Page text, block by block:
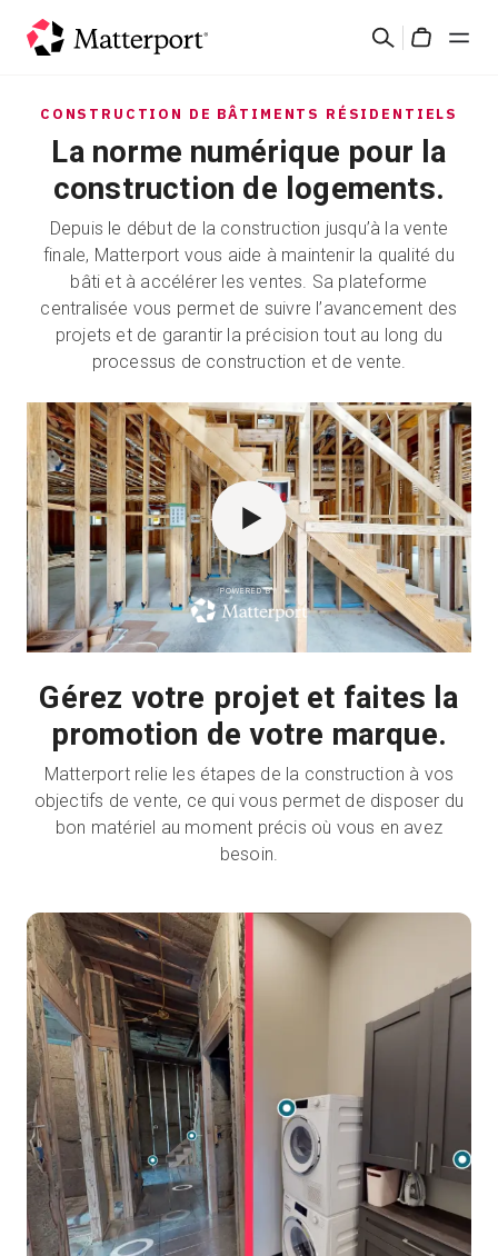
Rechercher
Solutions
Produits
Prix
Ressources
Découvrez les nouveautés
Nous contacter
Connexion
Essai gratuit
Ventes :+33 1 85 65 09 33
FR
CONSTRUCTION DE BÂTIMENTS RÉSIDENTIELS
La norme numérique pour la
construction de logements.
Depuis le début de la construction jusqu’à la vente
finale, Matterport vous aide à maintenir la qualité du
bâti et à accélérer les ventes. Sa plateforme
centralisée vous permet de suivre l’avancement des
projets et de garantir la précision tout au long du
processus de construction et de vente.
POWERED BY
Gérez votre projet et faites la
promotion de votre marque.
Matterport relie les étapes de la construction à vos
objectifs de vente, ce qui vous permet de disposer du
bon matériel au moment précis où vous en avez
besoin.